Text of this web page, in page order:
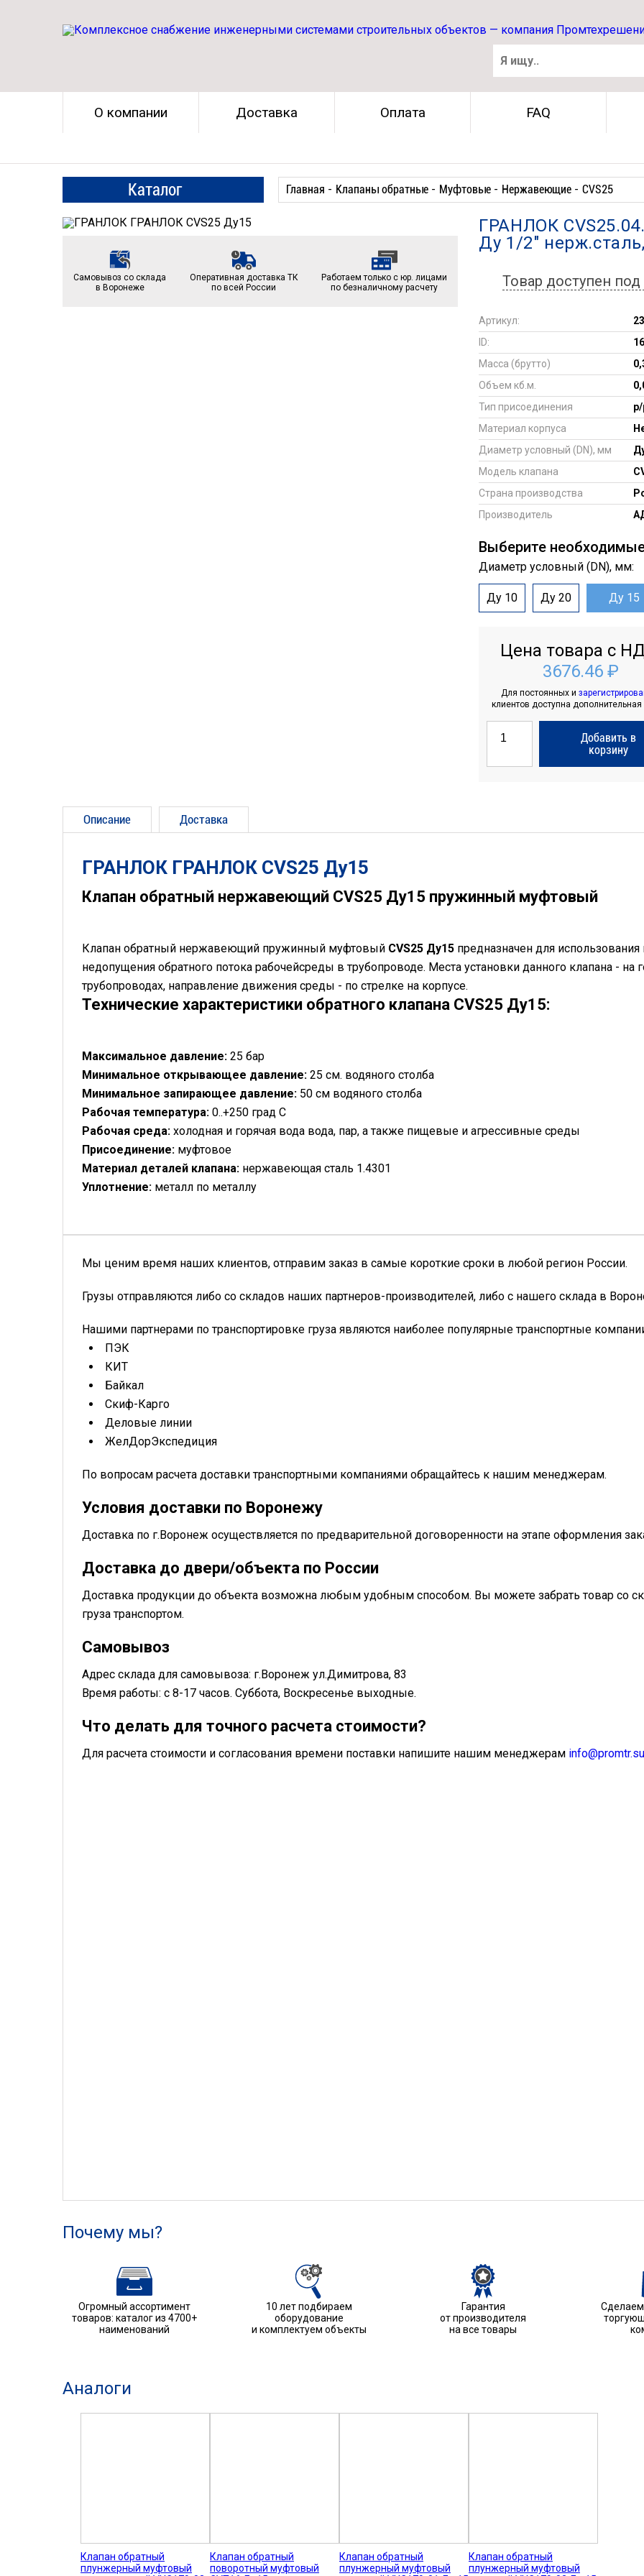
О компании Доставка Оплата FAQ
Каталог Главная - Клапаны обратные - Муфтовые - Нержавеющие - CVS25
Самовывоз со склада
в Воронеже
Оперативная доставка ТК
по всей России
Работаем только с юр. лицами
по безналичному расчету
ГРАНЛОК
Ду 1/2"
Товар доступен под
Артикул:
ID:
Масса (брутто)
Объем кб.м.
Тип присоединения
Материал корпуса
Диаметр условный (DN), мм
Модель клапана
Страна производства
Производитель
Выберите
Диаметр условный (DN), мм:
Ду 10 Ду 20 Ду 15
Цена товара с
3676.46 ₽
Для постоянных и
клиентов доступна
Добавить в
корзину
Описание Доставка
ГРАНЛОК ГРАНЛОК CVS25 Ду15
Клапан обратный нержавеющий CVS25 Ду15 пружинный муфтовый
Клапан обратный нержавеющий пружинный муфтовый CVS25 Ду15 предназначен для
недопущения обратного потока рабочейсреды в трубопроводе. Места установки данного клапана - на
трубопроводах, направление движения среды - по стрелке на корпусе.
Технические характеристики обратного клапана CVS25 Ду15:
Максимальное давление: 25 бар
Минимальное открывающее давление: 25 см. водяного столба
Минимальное запирающее давление: 50 см водяного столба
Рабочая температура: 0..+250 град С
Рабочая среда: холодная и горячая вода вода, пар, а также пищевые и агрессивные среды
Присоединение: муфтовое
Материал деталей клапана: нержавеющая сталь 1.4301
Уплотнение: металл по металлу
Мы ценим время наших клиентов, отправим заказ в самые короткие сроки в любой регион России.
Грузы отправляются либо со складов наших партнеров-производителей, либо с нашего склада в
Нашими партнерами по транспортировке груза являются наиболее популярные транспортные
ПЭК
КИТ
Байкал
Скиф-Карго
Деловые линии
ЖелДорЭкспедиция
По вопросам расчета доставки транспортными компаниями обращайтесь к нашим менеджерам.
Условия доставки по Воронежу
Доставка по г.Воронеж осуществляется по предварительной договоренности на этапе оформления
Доставка до двери/объекта по России
Доставка продукции до объекта возможна любым удобным способом. Вы можете забрать товар со
груза транспортом.
Самовывоз
Адрес склада для самовывоза: г.Воронеж ул.Димитрова, 83
Время работы: с 8-17 часов. Суббота, Воскресенье выходные.
Что делать для точного расчета стоимости?
Для расчета стоимости и согласования времени поставки напишите нашим менеджерам info@promtr.su
Почему мы?
Огромный ассортимент
товаров: каталог из 4700+
наименований
10 лет подбираем
оборудование
и комплектуем объекты
Гарантия
от производителя
на все товары
Сделаем
Аналоги
Клапан обратный
плунжерный муфтовый
Клапан обратный
поворотный муфтовый
Клапан обратный
плунжерный муфтовый
Клапан обратный
плунжерный муфтовый